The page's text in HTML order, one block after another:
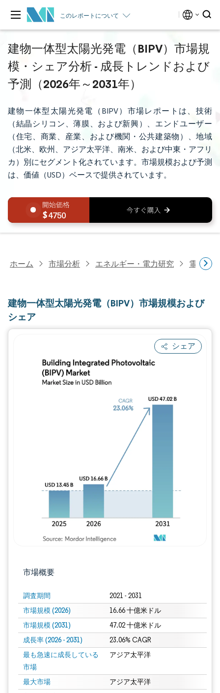
このレポートについて
建物一体型太陽光発電（BIPV）市場規
模・シェア分析 - 成長トレンドおよび
予測（2026年～2031年）
建物一体型太陽光発電（BIPV）市場レポートは、技術
（結晶シリコン、薄膜、および新興）、エンドユーザー
（住宅、商業、産業、および機関・公共建築物）、地域
（北米、欧州、アジア太平洋、南米、および中東・アフリ
カ）別にセグメント化されています。市場規模および予測
は、価値（USD）ベースで提供されています。
4750
ホーム 市場分析 エネルギー・電力研究 電力研究
建物一体型太陽光発電（BIPV）市場規模および
シェア
シェア
市場概要
調査期間 2021 - 2031
市場規模 (2026) 16.66 十億米ドル
市場規模 (2031) 47.02 十億米ドル
成長率 (2026 - 2031) 23.06% CAGR
最も急速に成長している
市場
アジア太平洋
最大市場 アジア太平洋
画像 © Mordor Intelligence。再利用には